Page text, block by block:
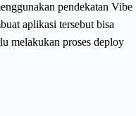
pendekatan Vibe
aplikasi tersebut bisa
melakukan proses deploy